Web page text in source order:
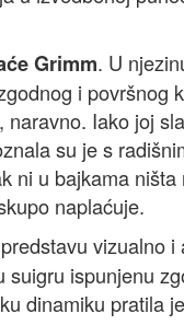
Grimm. U
i površnog
Iako joj
su je s
ni u bajkama
naplaćuje.
vizualno i
ispunjenu
dinamiku pratila